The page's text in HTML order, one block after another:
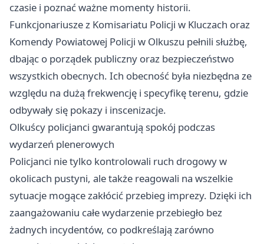
czasie i poznać ważne momenty historii.
Funkcjonariusze z Komisariatu Policji w Kluczach oraz
Komendy Powiatowej Policji w Olkuszu pełnili służbę,
dbając o porządek publiczny oraz bezpieczeństwo
wszystkich obecnych. Ich obecność była niezbędna ze
względu na dużą frekwencję i specyfikę terenu, gdzie
odbywały się pokazy i inscenizacje.
Olkuścy policjanci gwarantują spokój podczas
wydarzeń plenerowych
Policjanci nie tylko kontrolowali ruch drogowy w
okolicach pustyni, ale także reagowali na wszelkie
sytuacje mogące zakłócić przebieg imprezy. Dzięki ich
zaangażowaniu całe wydarzenie przebiegło bez
żadnych incydentów, co podkreślają zarówno